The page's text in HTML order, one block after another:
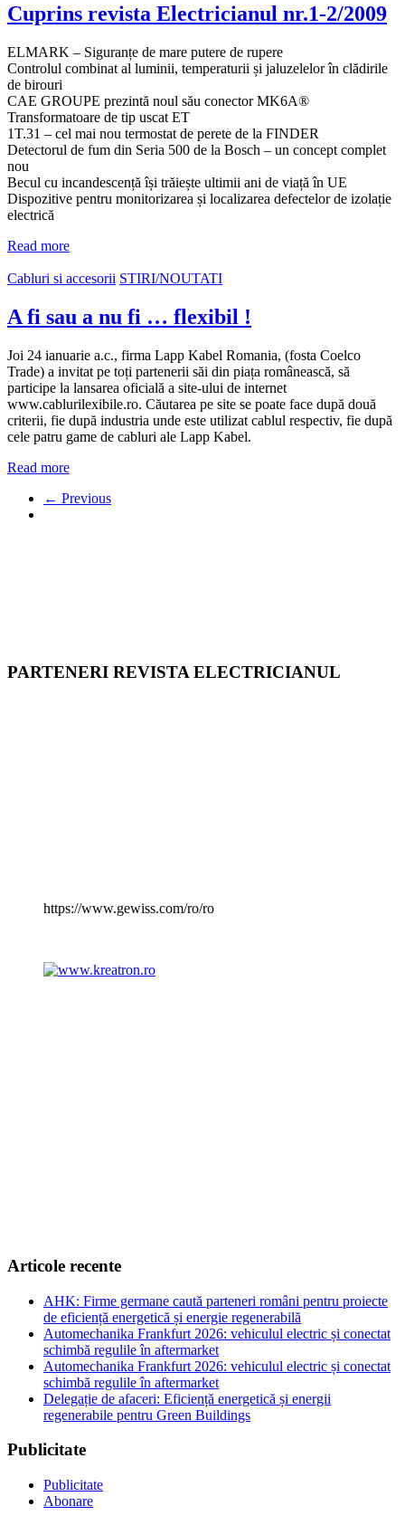
Cuprins revista Electricianul nr.1-2/2009
ELMARK – Siguranțe de mare putere de rupere
Controlul combinat al luminii, temperaturii și jaluzelelor în clădirile
de birouri
CAE GROUPE prezintă noul său conector MK6A®
Transformatoare de tip uscat ET
1T.31 – cel mai nou termostat de perete de la FINDER
Detectorul de fum din Seria 500 de la Bosch – un concept complet
nou
Becul cu incandescență își trăiește ultimii ani de viață în UE
Dispozitive pentru monitorizarea și localizarea defectelor de izolație
electrică
Read more
Cabluri si accesorii STIRI/NOUTATI
A fi sau a nu fi … flexibil !
Joi 24 ianuarie a.c., firma Lapp Kabel Romania, (fosta Coelco
Trade) a invitat pe toți partenerii săi din piața românească, să
participe la lansarea oficială a site-ului de internet
www.cablurilexibile.ro. Căutarea pe site se poate face după două
criterii, fie după industria unde este utilizat cablul respectiv, fie după
cele patru game de cabluri ale Lapp Kabel.
Read more
← Previous
PARTENERI REVISTA ELECTRICIANUL
https://www.gewiss.com/ro/ro
Articole recente
AHK: Firme germane caută parteneri români pentru proiecte
de eficiență energetică și energie regenerabilă
Automechanika Frankfurt 2026: vehiculul electric și conectat
schimbă regulile în aftermarket
Automechanika Frankfurt 2026: vehiculul electric și conectat
schimbă regulile în aftermarket
Delegație de afaceri: Eficiență energetică și energii
regenerabile pentru Green Buildings
Publicitate
Publicitate
Abonare